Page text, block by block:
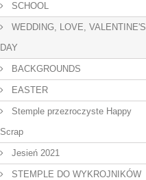
SCHOOL
WEDDING, LOVE, VALENTINE'S
DAY
BACKGROUNDS
EASTER
Stemple przezroczyste Happy
Scrap
Jesień 2021
STEMPLE DO WYKROJNIKÓW